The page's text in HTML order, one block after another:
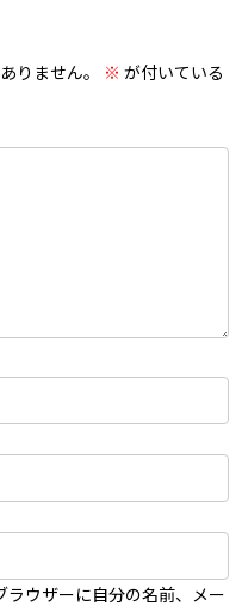
りません。 ※ が付いている
ウザーに自分の名前、メー